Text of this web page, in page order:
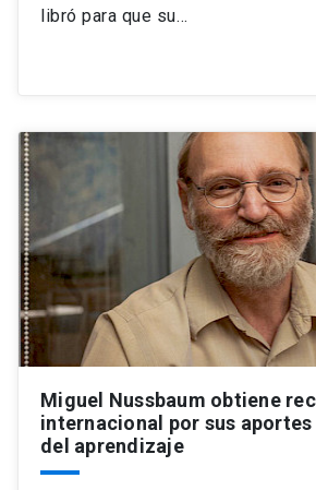
libró para que su…
Miguel Nussbaum obtiene
internacional por sus
del aprendizaje